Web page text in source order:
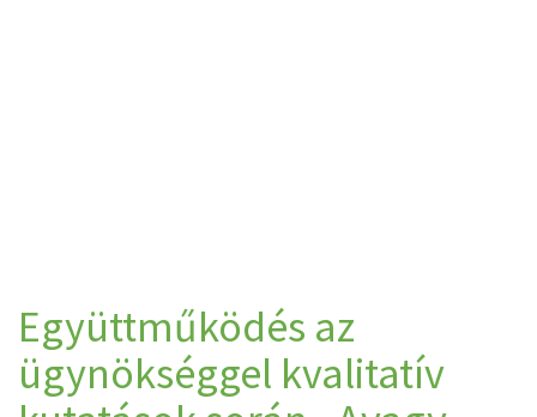
Együttműködés az
ügynökséggel kvalitatív